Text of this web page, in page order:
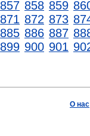
857 858 859
871 872 873
885 886 887
899 900 901
О нас